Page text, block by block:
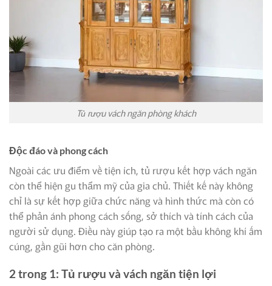
Tủ rượu vách ngăn phòng khách
Độc đáo và phong cách
Ngoài các ưu điểm về tiện ích, tủ rượu kết hợp vách ngăn
còn thể hiện gu thẩm mỹ của gia chủ. Thiết kế này không
chỉ là sự kết hợp giữa chức năng và hình thức mà còn có
thể phản ánh phong cách sống, sở thích và tính cách của
người sử dụng. Điều này giúp tạo ra một bầu không khí ấm
cúng, gần gũi hơn cho căn phòng.
2 trong 1: Tủ rượu và vách ngăn tiện lợi